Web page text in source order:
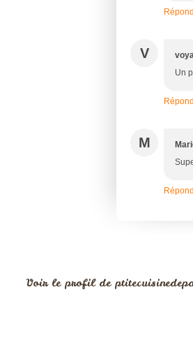
V
Un
M
Voir le profil de